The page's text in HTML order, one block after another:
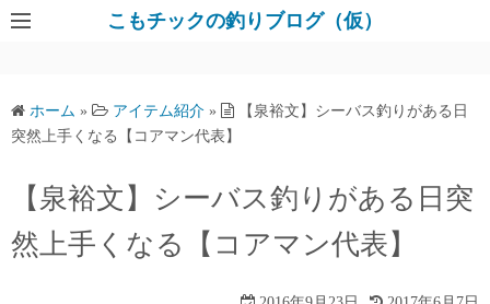
コ
ツ
ッ
こもチックの釣りブログ（仮）
ホーム » アイテム紹介 »
【泉裕文】シーバス釣りがある日
突然上手くなる【コアマン代表】
【泉裕文】シーバス釣りがある日突
然上手くなる【コアマン代表】